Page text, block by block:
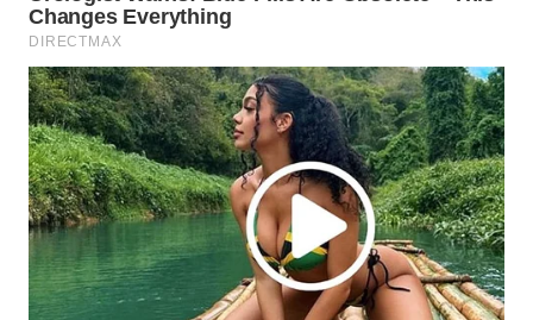
OTOMOTIF
WAHANA
HEALTH
WAHANA
DESA
WISATA